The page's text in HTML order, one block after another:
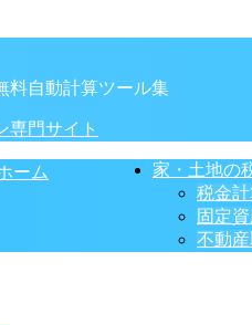
料自動計算ツール集
専門サイト
ーム
家・土地の
税金
固定
不動